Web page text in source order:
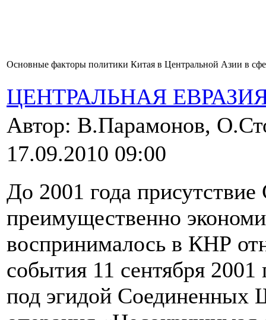
Основные факторы политики Китая в Центральной Азии в
ЦЕНТРАЛЬНАЯ
Автор: В.Парамонов,
17.09.2010 09:00
До 2001 года
преимущественно
воспринималось в КНР
события 11 сентября
под эгидой Соединенных